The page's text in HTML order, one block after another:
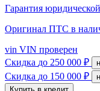
Гарантия
Оригинал ПТС в
vin VIN проверен
Скидка до 250 000 ₽
Скидка до 150 000 ₽